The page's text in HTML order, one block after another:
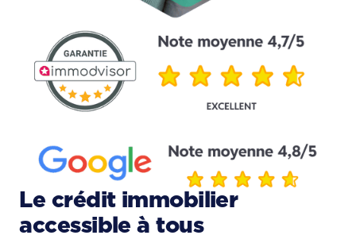
Le crédit immobilier
accessible à tous